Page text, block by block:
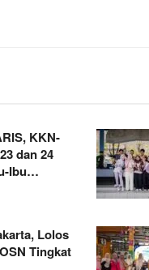
KKN-
dan 24
Ibu
Kreativitas
Lolos
Tingkat